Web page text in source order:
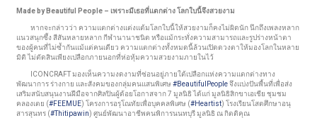
Made by Beautiful People – เพราะมีเธอที่แตกต่าง โลกใบนี้จึงสวยงาม
หากจะกล่าวว่า ความแตกต่างแต่งแต้มโลกใบนี้ให้สวยงามก็คงไม่ผิดนัก นึกถึงเพลงหลาก
แนวสนุกซึ้ง สีสันหลายหลาก กีฬานานาชนิด หรือแม้กระทั่งความสามารถและรูปร่างหน้าตา
ของผู้คนที่ไม่ซ้ำกันแม้แต่คนเดียว ความแตกต่างทั้งหมดนี้ล้วนเปิดดวงตาให้มองโลกในหลาย
มิติ ไม่ตัดสินเพียงเปลือกภายนอกที่ห่อหุ้มความสวยงามภายในไว้
ICONCRAFT มองเห็นความงดงามที่ซ่อนอยู่ภายใต้เปลือกแห่งความแตกต่างทาง
พัฒนาการ ร่างกาย และสังคมของกลุ่มคนแสนพิเศษ #BeautifulPeopleจึงแบ่งปันพื้นที่เพื่อส่ง
เสริมสนับสนุนงานฝีมือจากศิลปินผู้ด้อยโอกาสจาก 7 มูลนิธิ ได้แก่ มูลนิธิสิกขาเอเชีย ชุมชม
คลองเตย (#FEEMUE) โครงการอรุโณทัยเพื่อบุคคลพิเศษ (#Heartist) โรงเรียนโสตศึกษาอนุ
สารสุนทร (#Thitipawin) ศูนย์พัฒนาอาชีพคนพิการนนทบุรี มูลนิธิ ณ กิตติคุณ